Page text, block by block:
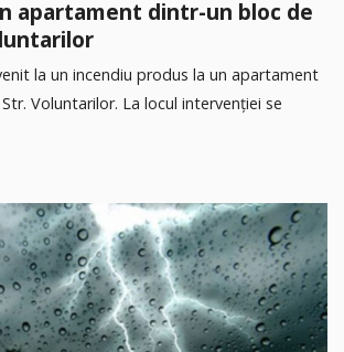
apartament dintr-un bloc de
la un incendiu produs la un apartament
Voluntarilor. La locul intervenției se